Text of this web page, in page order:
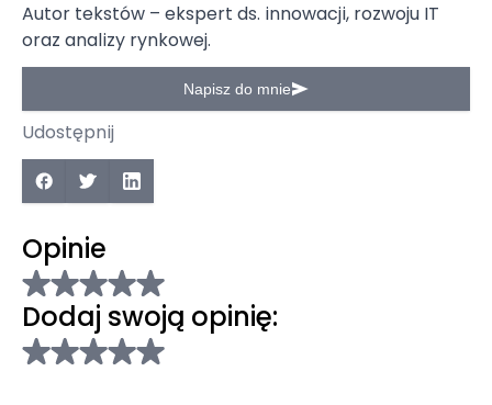
Autor tekstów – ekspert ds. innowacji, rozwoju IT
oraz analizy rynkowej.
Napisz do mnie
Udostępnij
Opinie
Dodaj swoją opinię: